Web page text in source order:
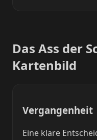
Das Ass der
Kartenbild
Vergangenheit
Eine klare